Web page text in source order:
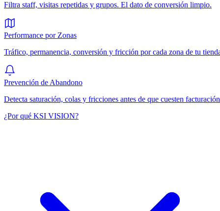
Filtra staff, visitas repetidas y grupos. El dato de conversión limpio.
Performance por Zonas
Tráfico, permanencia, conversión y fricción por cada zona de tu
Prevención de Abandono
Detecta saturación, colas y fricciones antes de que cuesten
¿Por qué KSI VISION?